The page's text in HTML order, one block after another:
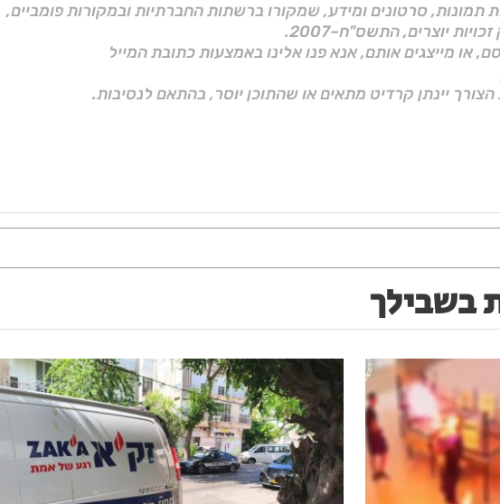
תמונות, סרטונים ומידע, שמקורו ברשתות החברתיות ובמקורות פומביים,
או מייצגים אותם, אנא פנו אלינו באמצעות כתובת המייל
יינתן קרדיט מתאים או שהתוכן יוסר, בהתאם לנסיבות.
בשבילך